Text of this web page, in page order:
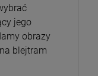
jego
obrazy
blejtram